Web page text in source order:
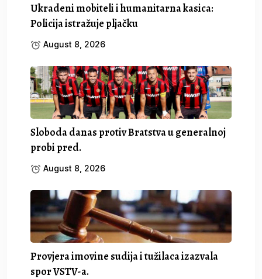
Ukradeni mobiteli i humanitarna kasica:
Policija istražuje pljačku
August 8, 2026
Sloboda danas protiv Bratstva u generalnoj
probi pred.
August 8, 2026
Provjera imovine sudija i tužilaca izazvala
spor VSTV-a.